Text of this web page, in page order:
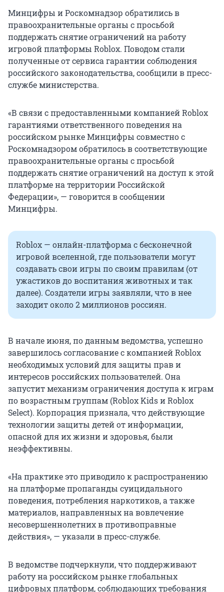
Минцифры и Роскомнадзор обратились в
правоохранительные органы с просьбой
поддержать снятие ограничений на работу
игровой платформы Roblox. Поводом стали
полученные от сервиса гарантии соблюдения
российского законодательства, сообщили в пресс-
службе министерства.
«В связи с предоставленными компанией Roblox
гарантиями ответственного поведения на
российском рынке Минцифры совместно с
Роскомнадзором обратилось в соответствующие
правоохранительные органы с просьбой
поддержать снятие ограничений на доступ к этой
платформе на территории Российской
Федерации», — говорится в сообщении
Минцифры.
Roblox — онлайн-платформа с бесконечной
игровой вселенной, где пользователи могут
создавать свои игры по своим правилам (от
ужастиков до воспитания животных и так
далее). Создатели игры заявляли, что в нее
заходит около 2 миллионов россиян.
В начале июня, по данным ведомства, успешно
завершилось согласование с компанией Roblox
необходимых условий для защиты прав и
интересов российских пользователей. Она
запустит механизм ограничения доступа к играм
по возрастным группам (Roblox Kids и Roblox
Select). Корпорация признала, что действующие
технологии защиты детей от информации,
опасной для их жизни и здоровья, были
неэффективны.
«На практике это приводило к распространению
на платформе пропаганды суицидального
поведения, потребления наркотиков, а также
материалов, направленных на вовлечение
несовершеннолетних в противоправные
действия», — указали в пресс-службе.
В ведомстве подчеркнули, что поддерживают
работу на российском рынке глобальных
цифровых платформ, соблюдающих требования